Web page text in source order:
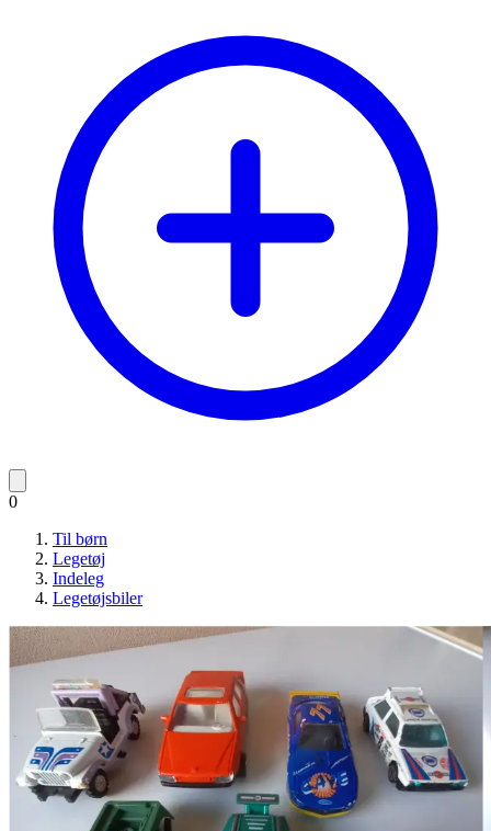
0
Til børn
Legetøj
Indeleg
Legetøjsbiler